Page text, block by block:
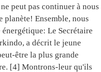
peut pas continuer à nous
Ensemble, nous
Le Secrétaire
a décrit le jeune
être la plus grande
[4] Montrons-leur qu'ils